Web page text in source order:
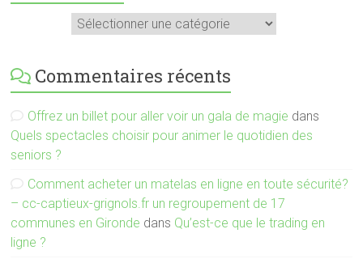
Commentaires récents
Offrez un billet pour aller voir un gala de magie dans
Quels spectacles choisir pour animer le quotidien des
seniors ?
Comment acheter un matelas en ligne en toute sécurité?
– cc-captieux-grignols.fr un regroupement de 17
communes en Gironde dans Qu’est-ce que le trading en
ligne ?